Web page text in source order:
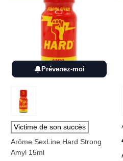
Prévenez-moi
Victime de son succès
Arôme SexLine Hard Strong
Amyl 15ml